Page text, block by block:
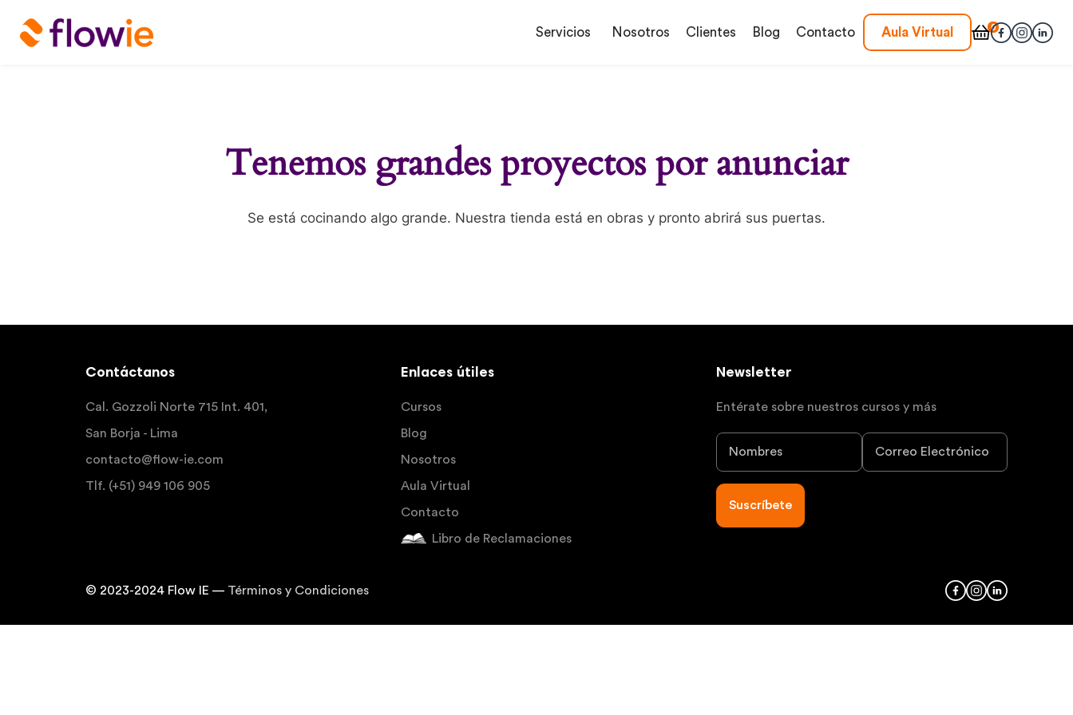
Servicios Nosotros Clientes Blog Contacto Aula Virtual 0
Tenemos grandes proyectos por anunciar
Se está cocinando algo grande. Nuestra tienda está en obras y pronto abrirá sus puertas.
Contáctanos
Cal. Gozzoli Norte 715 Int. 401,
San Borja - Lima
contacto@flow-ie.com
Tlf. (+51) 949 106 905
Enlaces útiles
Cursos
Blog
Nosotros
Aula Virtual
Contacto
Libro de Reclamaciones
Newsletter
Entérate sobre nuestros cursos y más
© 2023-2024 Flow IE — Términos y Condiciones